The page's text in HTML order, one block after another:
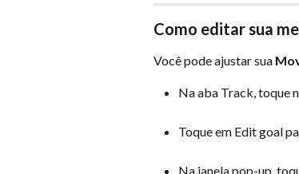
Como editar sua
Você pode ajustar sua
Na aba Track, toque
Toque em Edit goal
Na janela pop-up,